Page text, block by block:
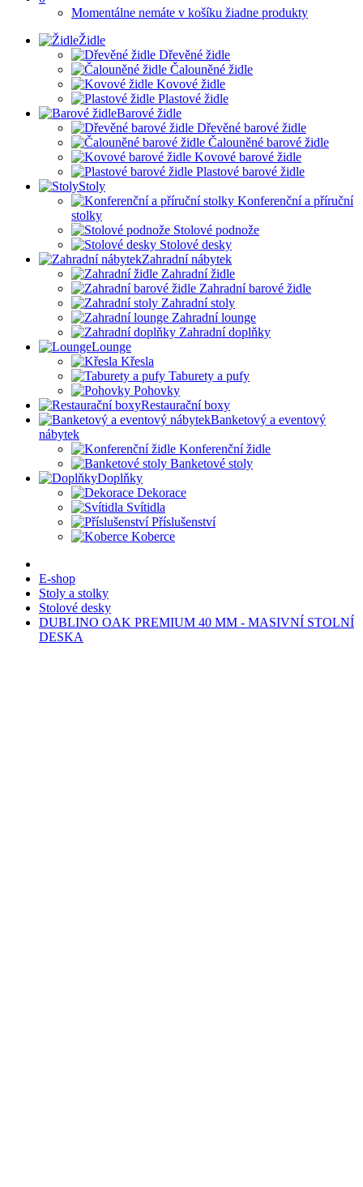
Momentálne nemáte v košíku žiadne produkty
Židle
Dřevěné židle
Čalouněné židle
Kovové židle
Plastové židle
Barové židle
Dřevěné barové židle
Čalouněné barové židle
Kovové barové židle
Plastové barové židle
Stoly
Konferenční a příruční
stolky
Stolové podnože
Stolové desky
Zahradní nábytek
Zahradní židle
Zahradní barové židle
Zahradní stoly
Zahradní lounge
Zahradní doplňky
Lounge
Křesla
Taburety a pufy
Pohovky
Restaurační boxy
Banketový a eventový
nábytek
Konferenční židle
Banketové stoly
Doplňky
Dekorace
Svítidla
Příslušenství
Koberce
E-shop
Stoly a stolky
Stolové desky
DUBLINO OAK PREMIUM 40 MM - MASIVNÍ STOLNÍ
DESKA